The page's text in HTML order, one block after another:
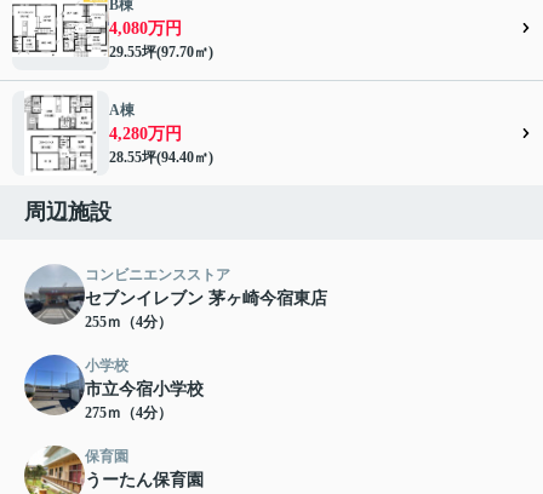
B棟
4,080万円
29.55坪(97.70㎡)
A棟
4,280万円
28.55坪(94.40㎡)
周辺施設
コンビニエンスストア
セブンイレブン 茅ヶ崎今宿東店
255ｍ（4分）
小学校
市立今宿小学校
275ｍ（4分）
保育園
うーたん保育園